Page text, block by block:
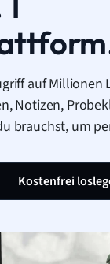
auf Millionen
Notizen,
brauchst, um
Kostenfrei